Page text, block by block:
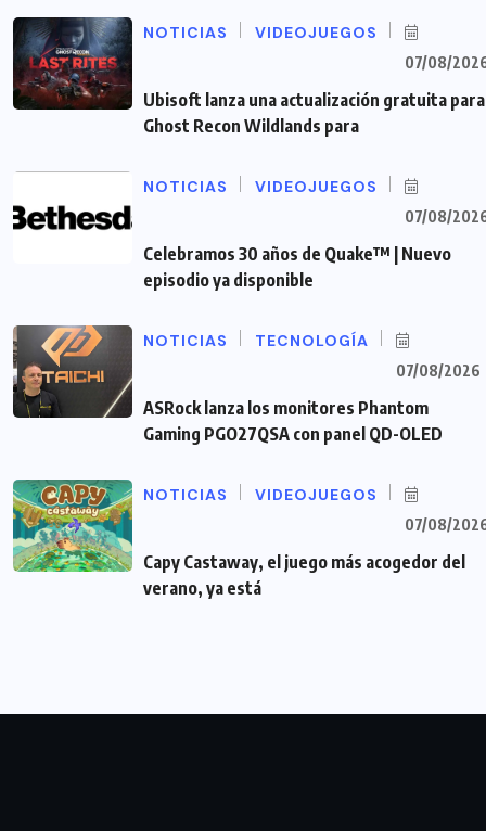
NOTICIAS VIDEOJUEGOS
07/08/
Ubisoft lanza una actualización gratuita para
Ghost Recon Wildlands para
NOTICIAS VIDEOJUEGOS
07/08/
Celebramos 30 años de Quake™ | Nuevo
episodio ya disponible
NOTICIAS TECNOLOGÍA
07/08/2026
ASRock lanza los monitores Phantom
Gaming PGO27QSA con panel QD-OLED
NOTICIAS VIDEOJUEGOS
07/08/
Capy Castaway, el juego más acogedor del
verano, ya está